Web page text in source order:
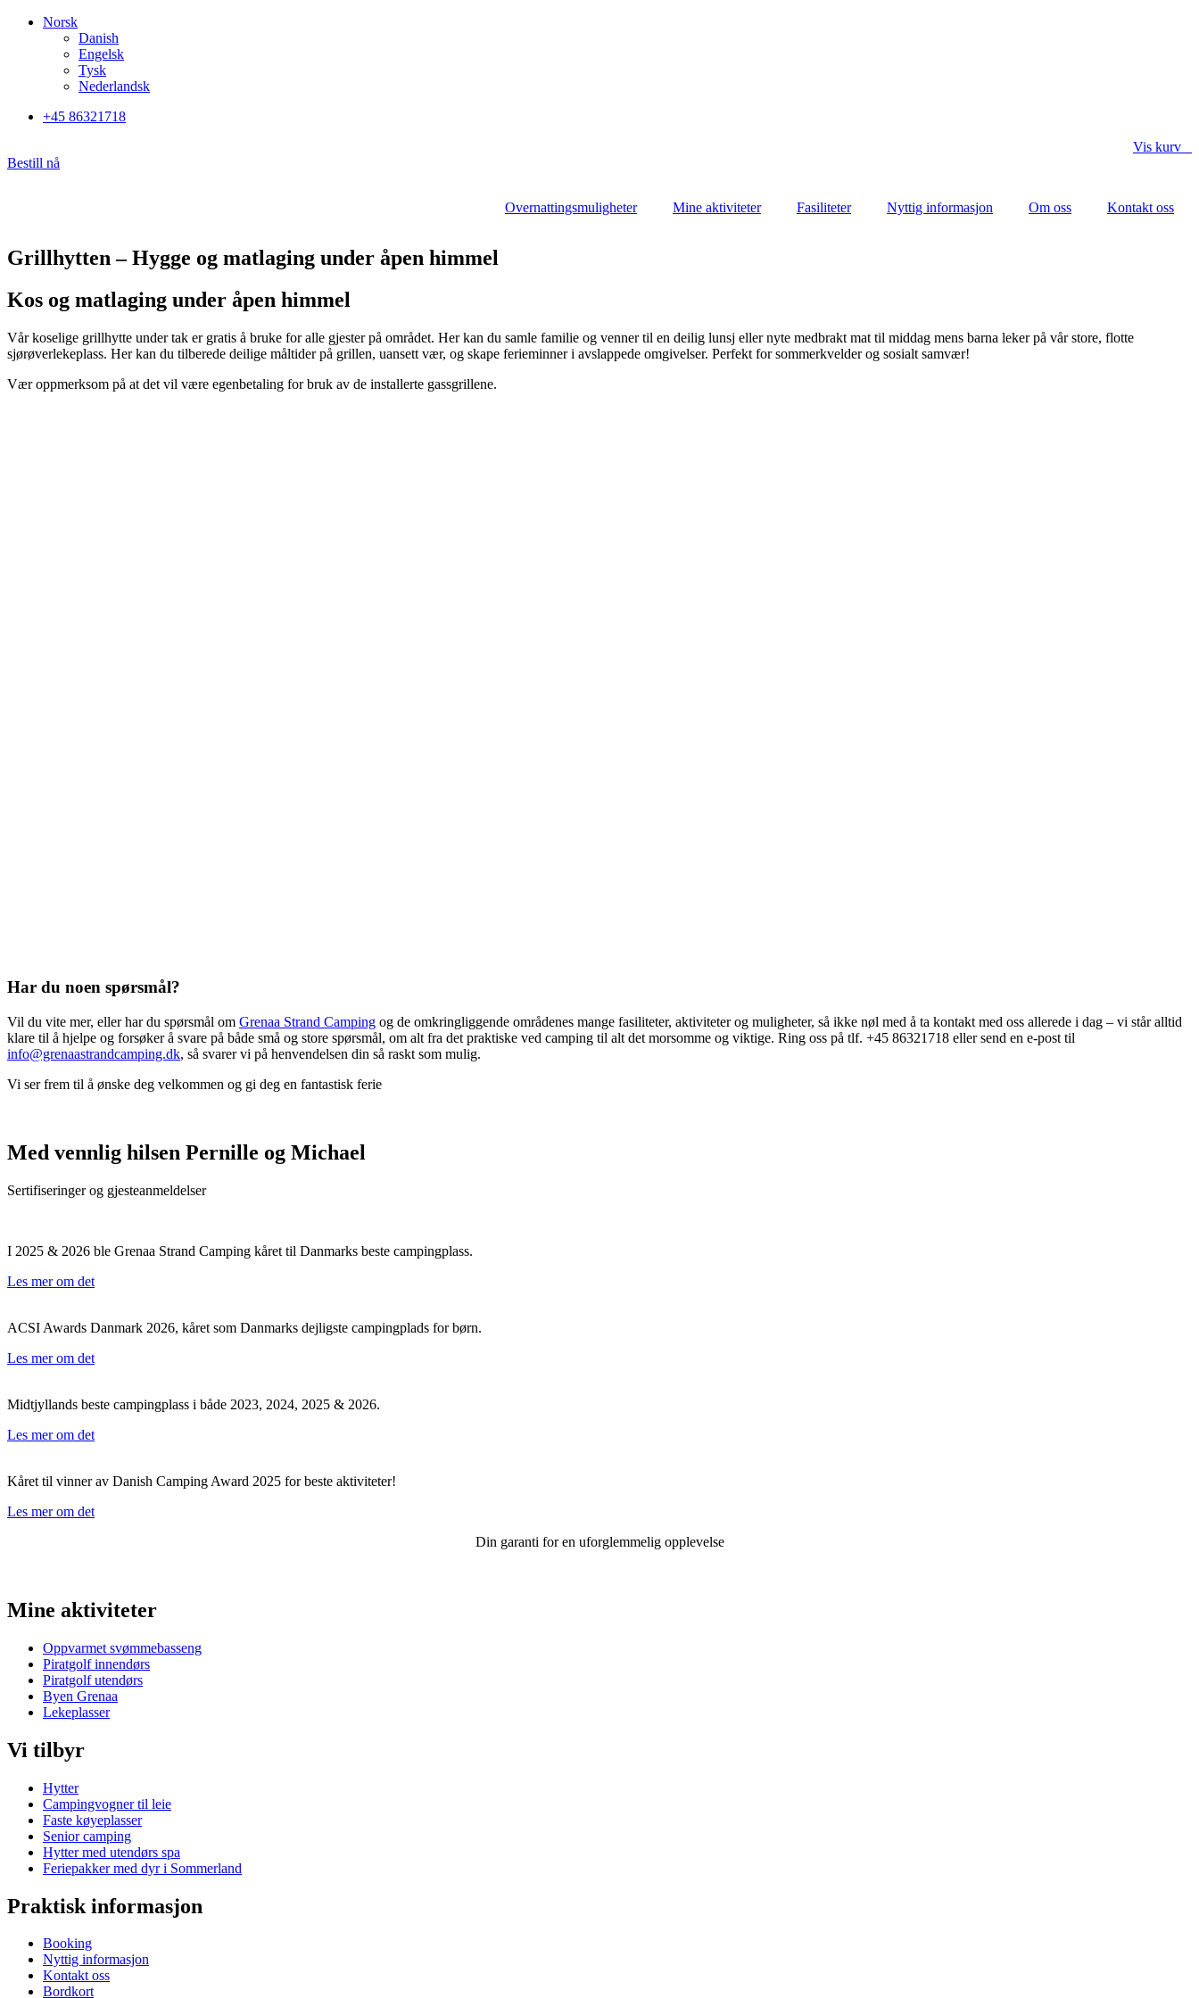
Skip
Norsk
Danish
Engelsk
Tysk
Nederlandsk
+45 86321718
Vis kurv
Bestill nå
Overnattingsmuligheter Mine aktiviteter Fasiliteter Nyttig informasjon Om oss Kontakt oss
Grillhytten – Hygge og matlaging under åpen himmel
Kos og matlaging under åpen himmel
Vår koselige grillhytte under tak er gratis å bruke for alle gjester på området. Her kan du samle familie og venner til en deilig lunsj eller nyte medbrakt mat til middag mens barna leker på vår store, flotte
sjørøverlekeplass. Her kan du tilberede deilige måltider på grillen, uansett vær, og skape ferieminner i avslappede omgivelser. Perfekt for sommerkvelder og sosialt samvær!
Vær oppmerksom på at det vil være egenbetaling for bruk av de installerte gassgrillene.
Har du noen spørsmål?
Vil du vite mer, eller har du spørsmål om Grenaa Strand Camping og de omkringliggende områdenes mange fasiliteter, aktiviteter og muligheter, så ikke nøl med å ta kontakt med oss allerede i dag – vi står alltid
klare til å hjelpe og forsøker å svare på både små og store spørsmål, om alt fra det praktiske ved camping til alt det morsomme og viktige. Ring oss på tlf. +45 86321718 eller send en e-post til
info@grenaastrandcamping.dk, så svarer vi på henvendelsen din så raskt som mulig.
Vi ser frem til å ønske deg velkommen og gi deg en fantastisk ferie
Med vennlig hilsen Pernille og Michael
Sertifiseringer og gjesteanmeldelser
I 2025 & 2026 ble Grenaa Strand Camping kåret til Danmarks beste campingplass.
Les mer om det
ACSI Awards Danmark 2026, kåret som Danmarks dejligste campingplads for børn.
Les mer om det
Midtjyllands beste campingplass i både 2023, 2024, 2025 & 2026.
Les mer om det
Kåret til vinner av Danish Camping Award 2025 for beste aktiviteter!
Les mer om det
Din garanti for en uforglemmelig opplevelse
Mine aktiviteter
Oppvarmet svømmebasseng
Piratgolf innendørs
Piratgolf utendørs
Byen Grenaa
Lekeplasser
Vi tilbyr
Hytter
Campingvogner til leie
Faste køyeplasser
Senior camping
Hytter med utendørs spa
Feriepakker med dyr i Sommerland
Praktisk informasjon
Booking
Nyttig informasjon
Kontakt oss
Bordkort